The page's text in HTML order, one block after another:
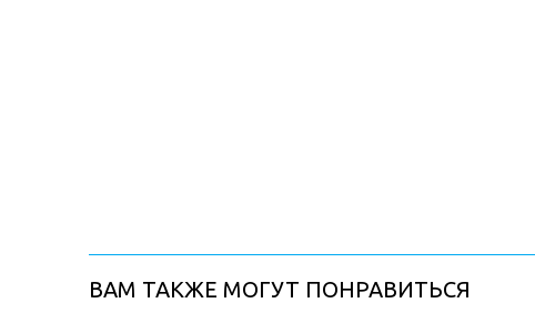
ВАМ ТАКЖЕ МОГУТ ПОНРАВИТЬСЯ